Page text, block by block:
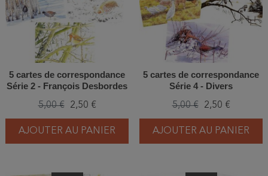
5 cartes de correspondance
Série 2 - François Desbordes
5,00 € 2,50 €
AJOUTER AU PANIER
5 cartes de correspondance
Série 4 - Divers
5,00 € 2,50 €
AJOUTER AU PANIER